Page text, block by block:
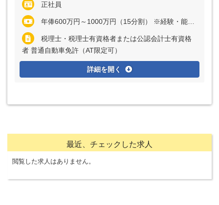
正社員
年俸600万円～1000万円（15分割） ※経験・能力など考慮の上、決定いたします ※上記に固定残業代（月40時間分＝一律7万円）を含む ※超過分は別途全額支給
税理士・税理士有資格者または公認会計士有資格
者 普通自動車免許（AT限定可）
詳細を開く
最近、チェックした求人
閲覧した求人はありません。